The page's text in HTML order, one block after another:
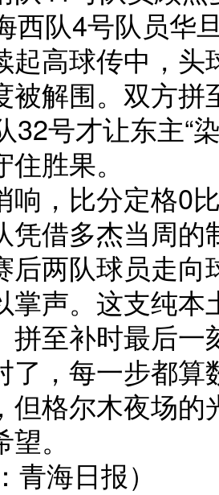
西队4号队员华
起高球传中，
被解围。双方
32号才让东主“
胜果。
，比分定格0比
凭借多杰当周
后两队球员走
掌声。这支纯
拼至补时最后
，每一步都算
但格尔木夜场
。
海日报）